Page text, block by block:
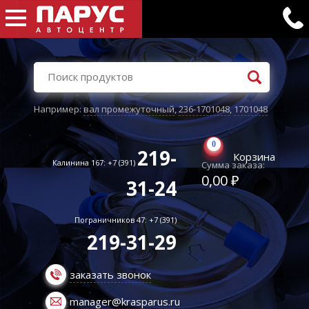
Например:вал промежуточный,236-1701048,1701048
Калинина 167: +7 (391) 219-
31-24
Пограничников 47: +7 (391)
219-31-29
заказать звонок
manager@krasparus.ru
0
Корзина
Сумма заказа:
0,00 ₽